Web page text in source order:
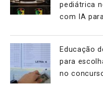
pediátrica
com IA
Educação
para
no